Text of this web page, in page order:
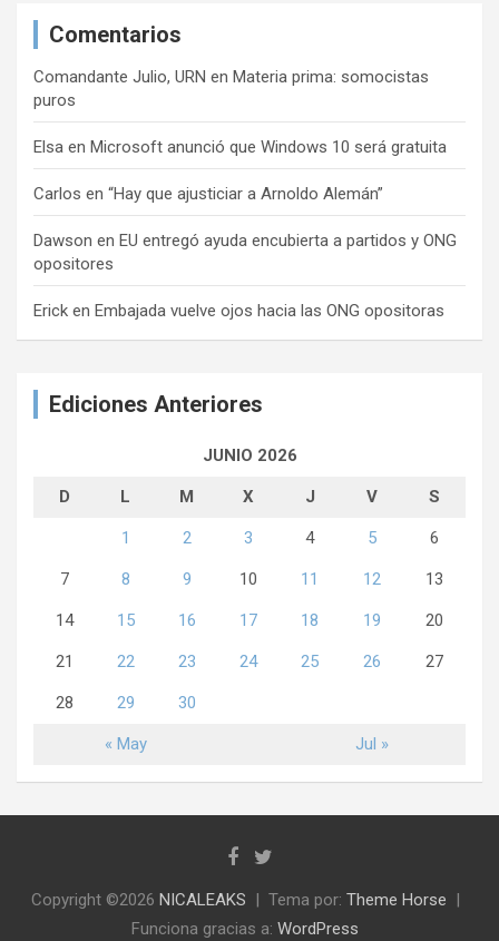
Comentarios
Comandante Julio, URN en Materia prima: somocistas
puros
Elsa en Microsoft anunció que Windows 10 será gratuita
Carlos en “Hay que ajusticiar a Arnoldo Alemán”
Dawson en EU entregó ayuda encubierta a partidos y ONG
opositores
Erick en Embajada vuelve ojos hacia las ONG opositoras
Ediciones Anteriores
JUNIO 2026
D L M X J V S
« May Jul »
1 2 3 4 5 6
7 8 9 10 11 12 13
14 15 16 17 18 19 20
21 22 23 24 25 26 27
28 29 30
Copyright ©2026 NICALEAKS Tema por: Theme Horse
Funciona gracias a: WordPress